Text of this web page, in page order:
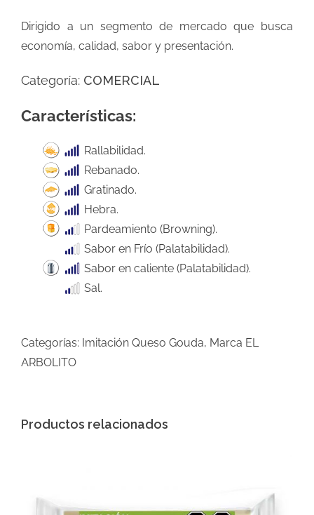
Dirigido a un segmento de mercado que busca
economía, calidad, sabor y presentación.
Categoría: COMERCIAL
Características:
Rallabilidad.
Rebanado.
Gratinado.
Hebra.
Pardeamiento (Browning).
Sabor en Frío (Palatabilidad).
Sabor en caliente (Palatabilidad).
Sal.
Categorías: Imitación Queso Gouda, Marca EL
ARBOLITO
Productos relacionados